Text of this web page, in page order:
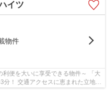
イツ
物件
利便を大いに享受できる物件～ 「大
分！ 交通アクセスに恵まれた立地